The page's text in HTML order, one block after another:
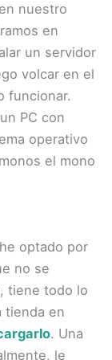
nuestro
en
un servidor
volcar en el
funcionar.
PC con
operativo
el mono
optado por
no se
tiene todo lo
tienda en
. Una
le